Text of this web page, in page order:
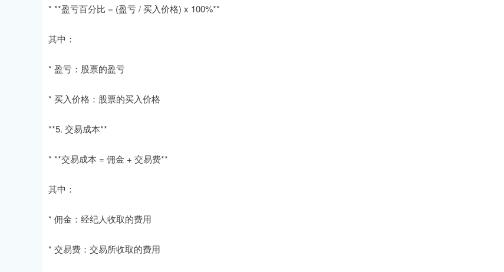
* **盈亏百分比 = (盈亏 / 买入价格) x 100%**
其中：
* 盈亏：股票的盈亏
* 买入价格：股票的买入价格
**5. 交易成本**
* **交易成本 = 佣金 + 交易费**
其中：
* 佣金：经纪人收取的费用
* 交易费：交易所收取的费用